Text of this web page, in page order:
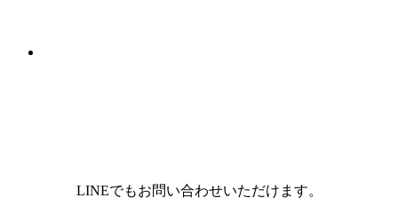
LINEでもお問い合わせいただけます。